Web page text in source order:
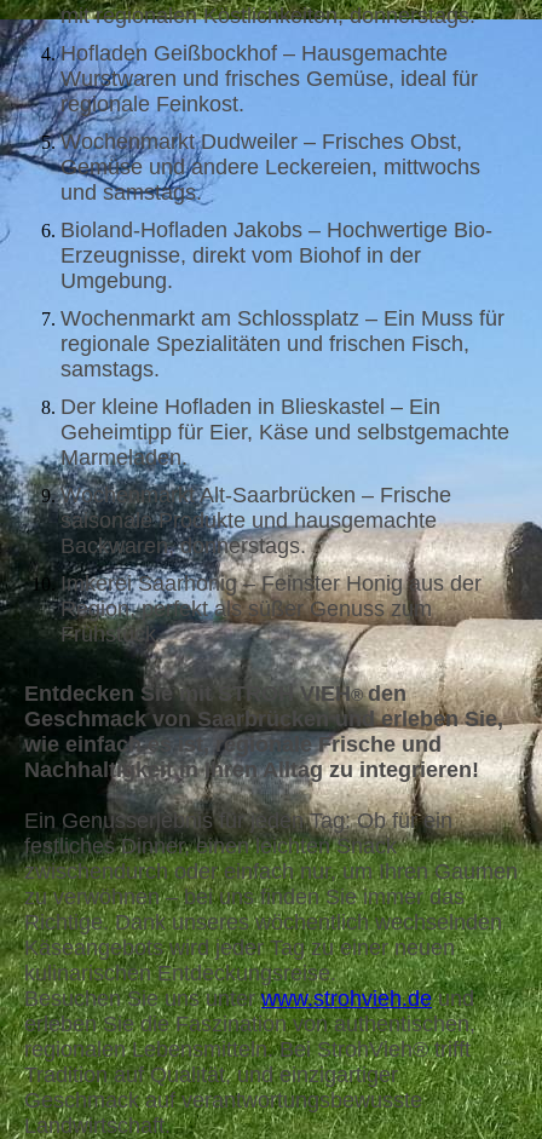
mit regionalen Köstlichkeiten, donnerstags.
Hofladen Geißbockhof – Hausgemachte
Wurstwaren und frisches Gemüse, ideal für
regionale Feinkost.
Wochenmarkt Dudweiler – Frisches Obst,
Gemüse und andere Leckereien, mittwochs
und samstags.
Bioland-Hofladen Jakobs – Hochwertige Bio-
Erzeugnisse, direkt vom Biohof in der
Umgebung.
Wochenmarkt am Schlossplatz – Ein Muss für
regionale Spezialitäten und frischen Fisch,
samstags.
Der kleine Hofladen in Blieskastel – Ein
Geheimtipp für Eier, Käse und selbstgemachte
Marmeladen.
Wochenmarkt Alt-Saarbrücken – Frische
saisonale Produkte und hausgemachte
Backwaren, donnerstags.
Imkerei Saarhonig – Feinster Honig aus der
Region, perfekt als süßer Genuss zum
Frühstück.
Entdecken Sie mit STROH VIEH®den
Geschmack von Saarbrücken und erleben Sie,
wie einfach es ist, regionale Frische und
Nachhaltigkeit in Ihren Alltag zu integrieren!
Ein Genusserlebnis für jeden Tag: Ob für ein
festliches Dinner, einen leichten Snack
zwischendurch oder einfach nur, um Ihren Gaumen
zu verwöhnen – bei uns finden Sie immer das
Richtige. Dank unseres wöchentlich wechselnden
Käseangebots wird jeder Tag zu einer neuen
kulinarischen Entdeckungsreise.
Besuchen Sie uns unterwww.strohvieh.deund
erleben Sie die Faszination von authentischen,
regionalen Lebensmitteln. Bei StrohVieh® trifft
Tradition auf Qualität, und einzigartiger
Geschmack auf verantwortungsbewusste
Landwirtschaft.